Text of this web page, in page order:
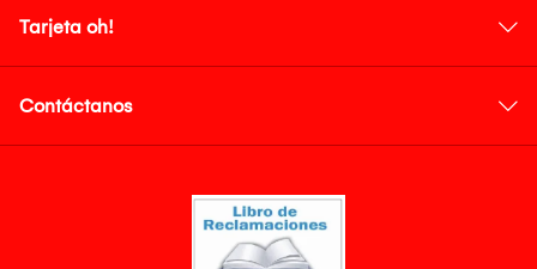
Tarjeta oh!
Contáctanos